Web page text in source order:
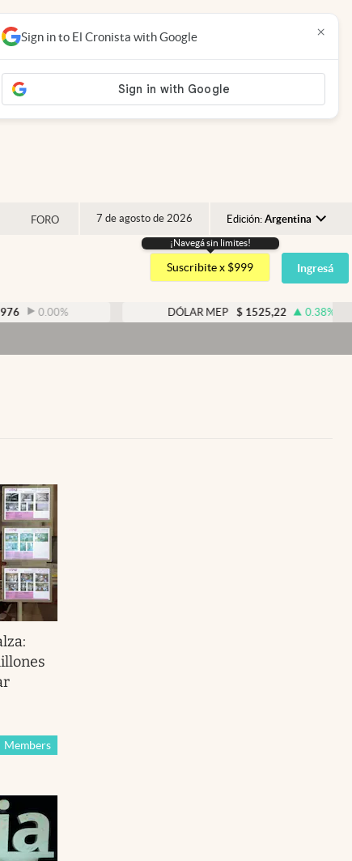
FORO 7 de agosto de 2026 Edición: Argentina
Argentina
España
USA
¡Navegá sin limites!
Suscribite x $999 Ingresá
% DÓLAR MEP $ 1525,22 0.38%
Sign in to El Cronista with Google ×
Members